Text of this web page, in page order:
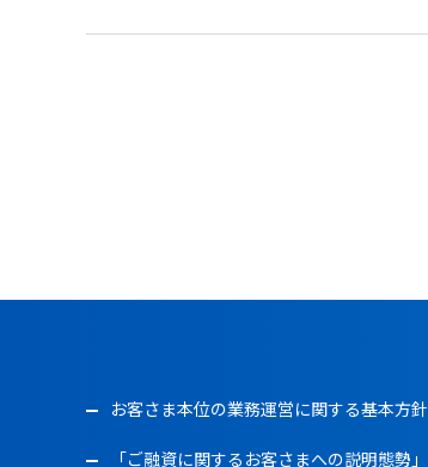
お客さま本位の業務運営に関する基本方針
「ご融資に関するお客さまへの説明態勢」